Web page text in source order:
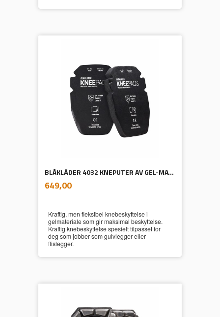
BLÅKLÄDER 4032 KNEPUTER AV GEL-MATERIALE 25 MM
Pris
649,00mva.
Kraftig, men fleksibel knebeskyttelse i
gelmateriale som gir maksimal beskyttelse.
Kraftig knebeskyttelse spesielt tilpasset for
deg som jobber som gulvlegger eller
flislegger.